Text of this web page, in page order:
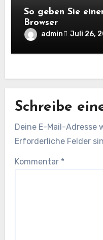
So geben Sie
Browser
admin Juli 26,
Schreibe
Deine E-Mail-
Erforderliche Felder
Kommentar *